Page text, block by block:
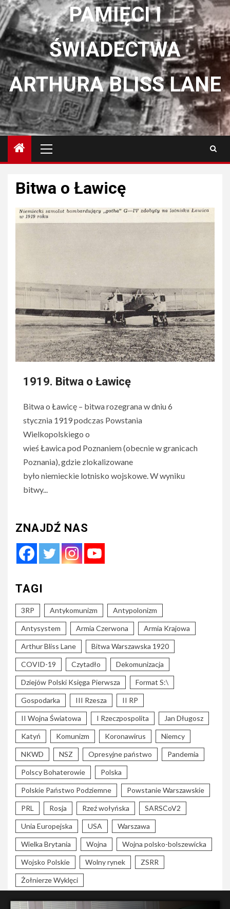
PAMIĘCI I
ŚWIADECTWA
ARTHURA BLISS LANE
główne
Bitwa o Ławicę
1919. Bitwa o Ławicę
Bitwa o Ławicę – bitwa rozegrana w dniu 6
stycznia 1919 podczas Powstania
Wielkopolskiego o
wieś Ławica pod Poznaniem (obecnie w granicach
Poznania), gdzie zlokalizowane
było niemieckie lotnisko wojskowe. W wyniku
bitwy...
ZNAJDŹ NAS
TAGI
3RP Antykomunizm Antypolonizm
Antysystem Armia Czerwona Armia Krajowa
Arthur Bliss Lane Bitwa Warszawska 1920
COVID-19 Czytadło Dekomunizacja
Dziejów Polski Księga Pierwsza Format S:\
Gospodarka III Rzesza II RP
II Wojna Światowa I Rzeczpospolita Jan Długosz
Katyń Komunizm Koronawirus Niemcy
NKWD NSZ Opresyjne państwo Pandemia
Polscy Bohaterowie Polska
Polskie Państwo Podziemne Powstanie Warszawskie
PRL Rosja Rzeź wołyńska SARSCoV2
Unia Europejska USA Warszawa
Wielka Brytania Wojna Wojna polsko-bolszewicka
Wojsko Polskie Wolny rynek ZSRR
Żołnierze Wyklęci